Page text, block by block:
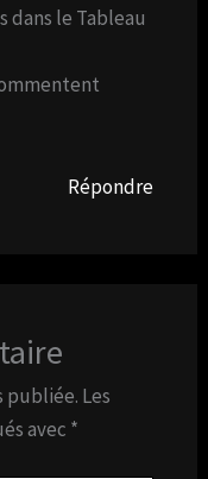
dans le Tableau
Répondre
publiée. Les
avec *